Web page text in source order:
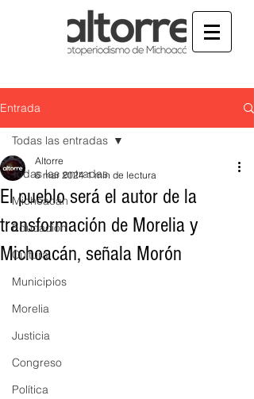
Entrada
Todas las entradas
Michoacán
Educación
Cultura
Municipios
Morelia
Justicia
Congreso
Política
Todas las entradas
El pueblo será el autor de la
transformación de Morelia y
Michoacán, señala Morón
Altorre
6 mar 2024 1 min de lectura